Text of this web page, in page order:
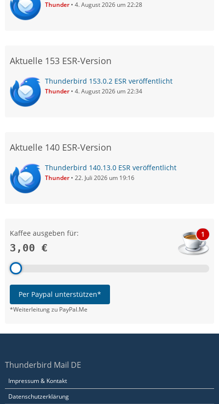
Thunder 4. August 2026 um 22:28
Aktuelle 153 ESR-Version
Thunderbird 153.0.2 ESR veröffentlicht
Thunder 4. August 2026 um 22:34
Aktuelle 140 ESR-Version
Thunderbird 140.13.0 ESR veröffentlicht
Thunder 22. Juli 2026 um 19:16
Kaffee ausgeben für:
3,00 €
1
Per Paypal unterstützen*
*Weiterleitung zu PayPal.Me
Thunderbird Mail DE
Impressum & Kontakt
Datenschutzerklärung